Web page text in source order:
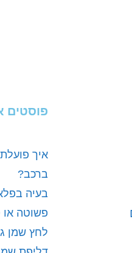
פוסטים
איך
ברכב?
בעיה
פשוטה או
לחץ שמן